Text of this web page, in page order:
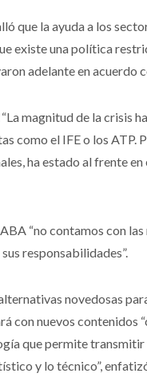
que la ayuda a los
existe una política
adelante en
magnitud de la crisis
como el IFE o los ATP.
ha estado al frente
“no contamos con
responsabilidades”.
novedosas
con nuevos contenidos
que permite
y lo técnico”,